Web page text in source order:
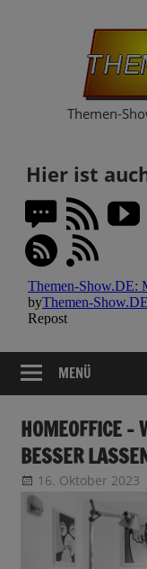
Themen-
Hier ist
MENÜ
HOMEOFFICE –
BESSER
16. Oktober 2023